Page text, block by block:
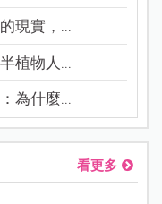
現實，...
植物人...
為什麼...
看更多